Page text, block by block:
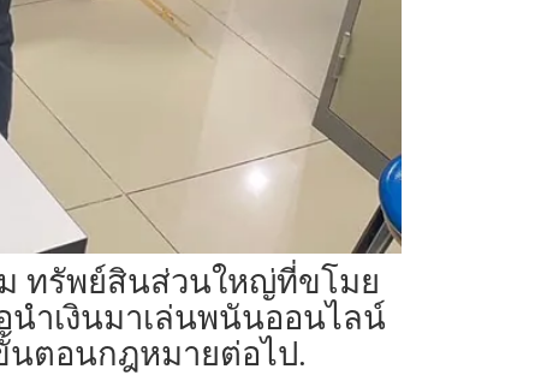
ทรัพย์สินส่วนใหญ่ที่ขโมย
นำเงินมาเล่นพนันออนไลน์
นตอนกฎหมายต่อไป.